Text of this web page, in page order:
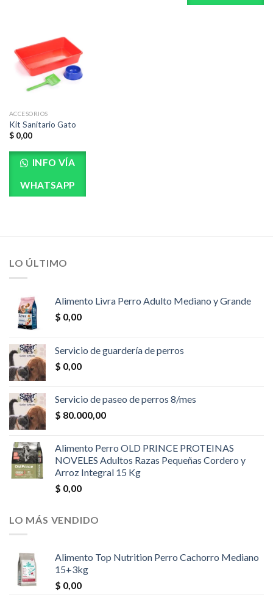
ACCESORIOS
Kit Sanitario Gato
$0,00
INFO VÍA
WHATSAPP
LO ÚLTIMO
Alimento Livra Perro Adulto Mediano y Grande
$ 0,00
Servicio de guardería de perros
$ 0,00
Servicio de paseo de perros 8/mes
$ 80.000,00
Alimento Perro OLD PRINCE PROTEINAS
NOVELES Adultos Razas Pequeñas Cordero y
Arroz Integral 15 Kg
$ 0,00
LO MÁS VENDIDO
Alimento Top Nutrition Perro Cachorro Mediano
15+3kg
$ 0,00